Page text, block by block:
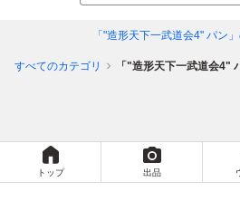
「"造形天下一武道会4" パン」
すべてのカテゴリ 「"造形天下一武道会4"
トップ 出品